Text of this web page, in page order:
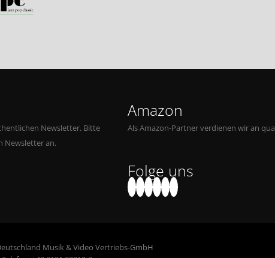
Newsletter. Bitte
Newsletter an.
Amazon
Als Amazon-Partner verdienen wir an
Folge uns
Musik & Video Vertriebs-GmbH